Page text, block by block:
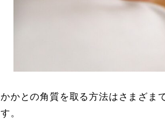
かかとの角質を取る方法はさまざま
す。